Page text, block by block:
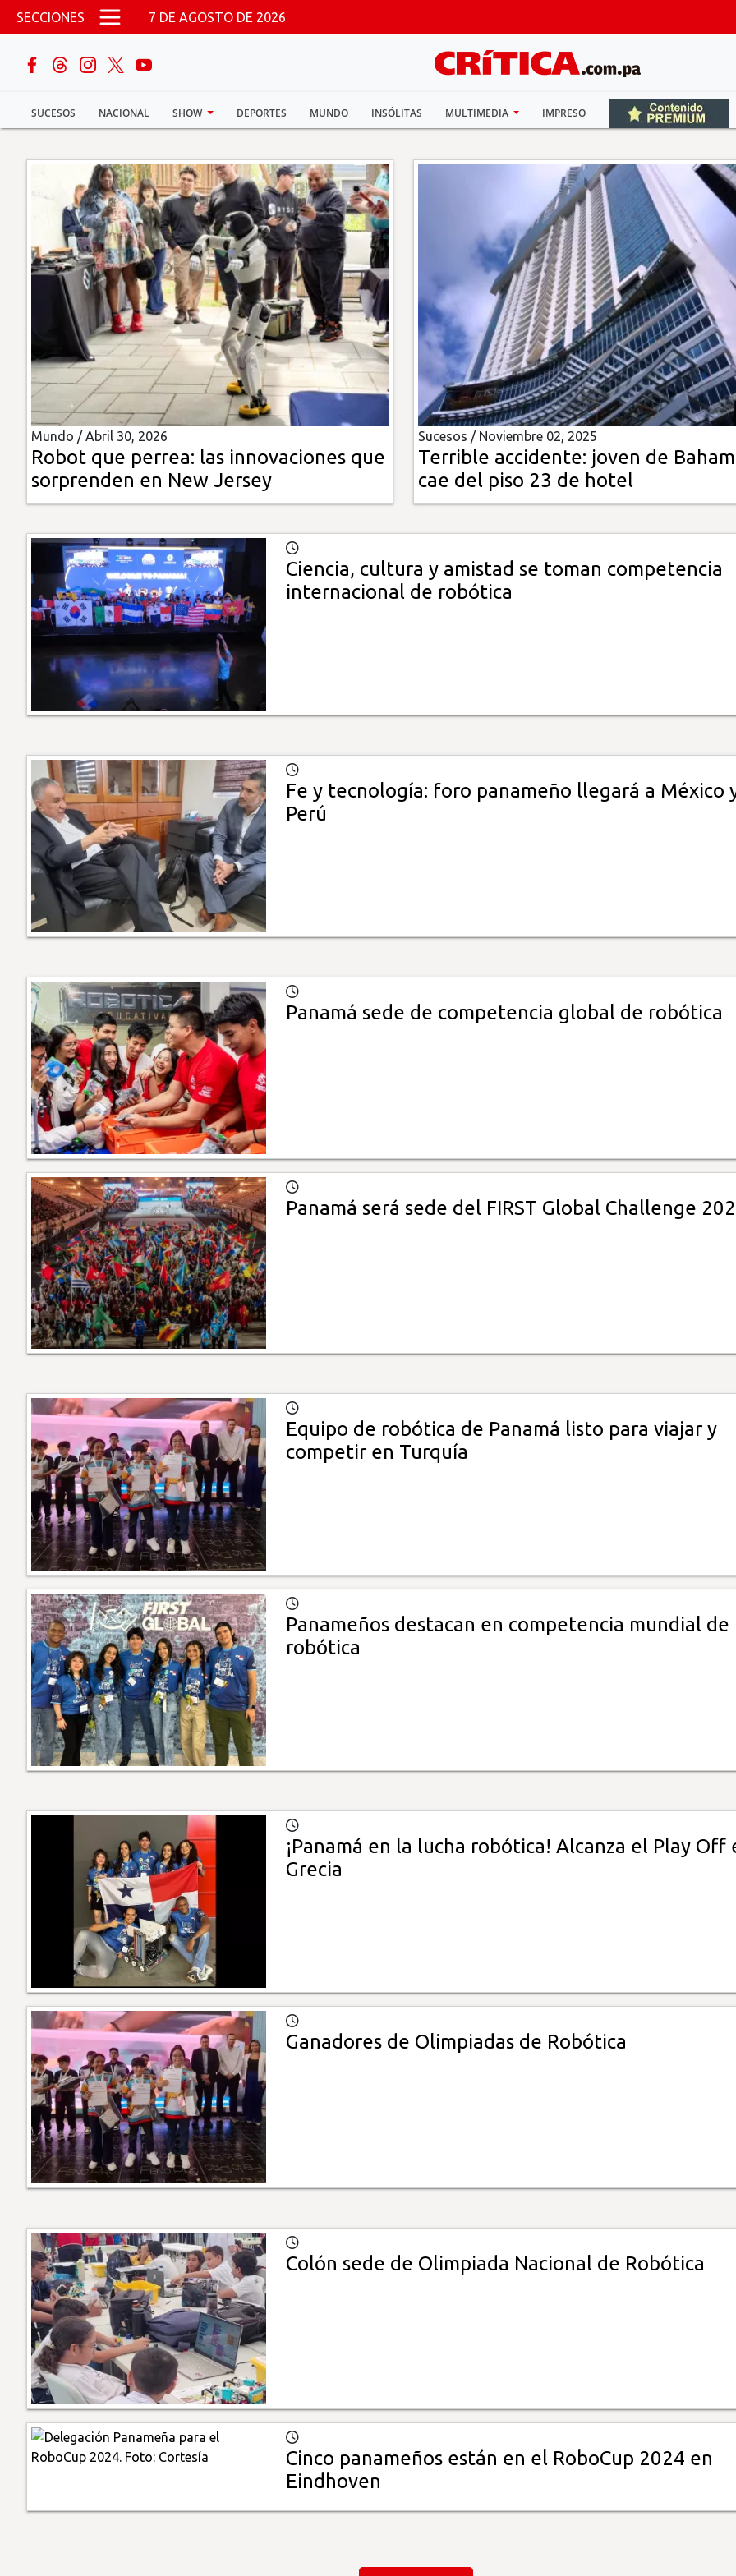
Pasar al contenido principal
SECCIONES 7 DE AGOSTO DE 2026
SUCESOS NACIONAL SHOW DEPORTES MUNDO INSÓLITAS MULTIMEDIA IMPRESO
buscar
Sucesos
Nacional
Show
Deportes
Insólitas
Multimedia
Impreso
Mundo /Abril 30, 2026
Robot que perrea: las innovaciones que
sorprenden en New Jersey
Sucesos / Noviembre 02, 2025
Terrible accidente: joven de
cae del piso 23 de hotel
Ciencia, cultura y amistad se toman competencia
internacional de robótica
Fe y tecnología: foro panameño llegará a México
Perú
Panamá sede de competencia global de robótica
Panamá será sede del FIRST Global Challenge
Equipo de robótica de Panamá listo para viajar y
competir en Turquía
Panameños destacan en competencia mundial de
robótica
¡Panamá en la lucha robótica! Alcanza el Play Off
Grecia
Ganadores de Olimpiadas de Robótica
Colón sede de Olimpiada Nacional de Robótica
Cinco panameños están en el RoboCup 2024 en
Eindhoven